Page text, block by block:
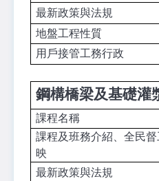
最新政策與法規
地盤工程性質
用戶接管工務行政
鋼構橋梁及基礎灌
課程名稱
課程及班務介紹、全民
映
最新政策與法規